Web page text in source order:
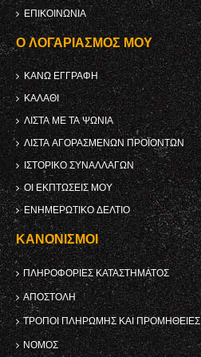
ΕΠΙΚΟΙΝΩΝΊΑ
Ο ΛΟΓΑΡΙΑΣΜΌΣ ΜΟΥ
ΚΑΝΩ ΕΓΓΡΑΦΗ
ΚΑΛΆΘΙ
ΛΊΣΤΑ ΜΕ ΤΑ ΨΏΝΙΑ
ΛΊΣΤΑ ΑΓΟΡΑΣΜΈΝΩΝ ΠΡΟΪΌΝΤΩΝ
ΙΣΤΟΡΙΚΌ ΣΥΝΑΛΛΑΓΏΝ
ΟΙ ΕΚΠΤΏΣΕΙΣ ΜΟΥ
ΕΝΗΜΕΡΩΤΙΚΌ ΔΕΛΤΊΟ
ΚΑΝΟΝΙΣΜΟΊ
ΠΛΗΡΟΦΟΡΊΕΣ ΚΑΤΑΣΤΉΜΑΤΟΣ
ΑΠΟΣΤΟΛΉ
ΤΡΌΠΟΙ ΠΛΗΡΩΜΉΣ ΚΑΙ ΠΡΟΜΉΘΕΙΕΣ
ΝΌΜΟΣ